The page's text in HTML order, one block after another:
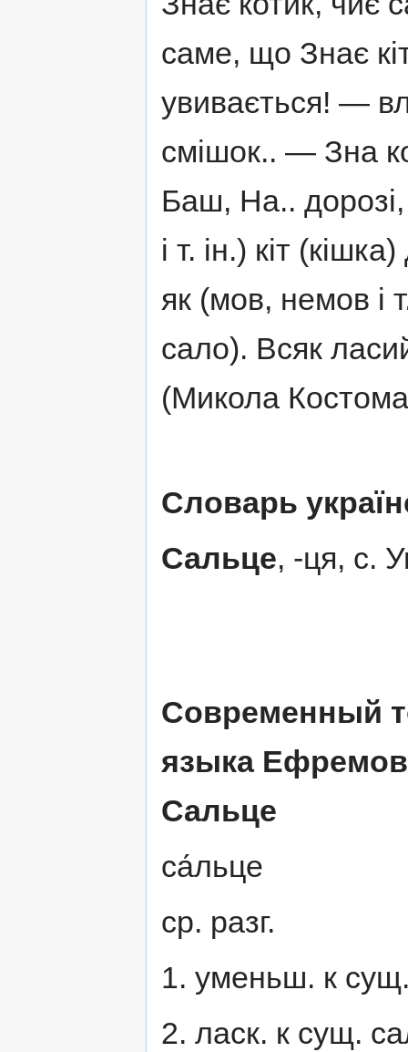
саме, що Знає
увивається! —
смішок.. — Зна
Баш, На..
і т. ін.) кіт
як (мов, немов і
сало). Всяк
(Микола
Словарь
Сальце, -ця, с.
Современный
языка
Сальце
са́льце
ср. разг.
1. уменьш. к
2. ласк. к сущ.